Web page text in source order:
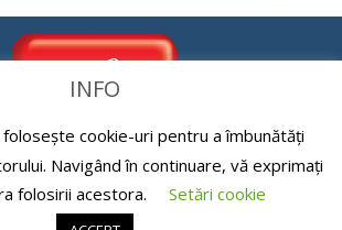
INFO
cookie-uri pentru a îmbunătăți
Navigând în continuare, vă exprimați
folosirii acestora.
Setări cookie